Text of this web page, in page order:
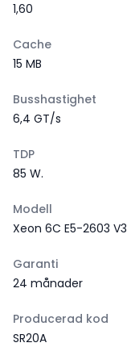
1,60
Cache
15 MB
Busshastighet
6,4 GT/s
TDP
85 W.
Modell
Xeon 6C E5-2603 V3
Garanti
24 månader
Producerad kod
SR20A